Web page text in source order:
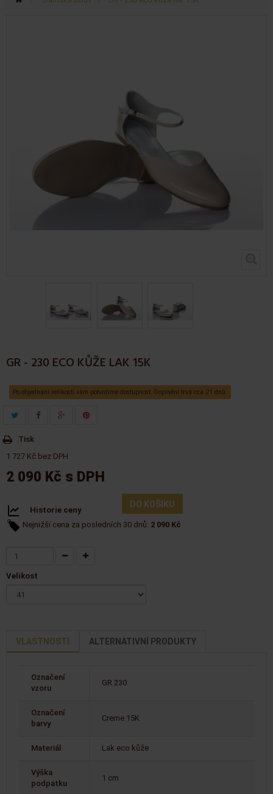
GR - 230 ECO KŮŽE LAK 15K
Po objednání velikostí vám potvrdíme dostupnost. Doplnění trvá cca 21 dnů.
Tisk
1 727 Kč bez DPH
2 090 Kč s DPH
Historie ceny
Nejnižší cena za posledních 30 dnů: 2 090 Kč
DO KOŠÍKU
Velikost
VLASTNOSTI ALTERNATIVNÍ PRODUKTY
Označení
vzoru
GR 230
Označení
barvy
Creme 15K
Materiál Lak eco kůže
Výška
podpatku
1 cm